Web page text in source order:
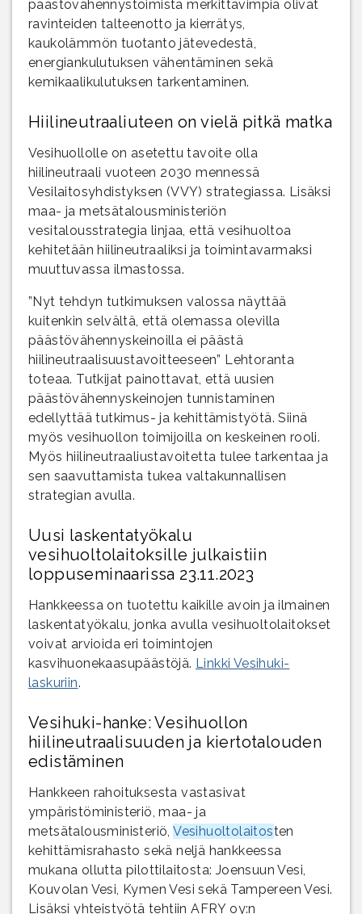
päästövähennystoimista merkittävimpiä olivat
ravinteiden talteenotto ja kierrätys,
kaukolämmön tuotanto jätevedestä,
energiankulutuksen vähentäminen sekä
kemikaalikulutuksen tarkentaminen.
Hiilineutraaliuteen on vielä pitkä matka
Vesihuollolle on asetettu tavoite olla
hiilineutraali vuoteen 2030 mennessä
Vesilaitosyhdistyksen (VVY) strategiassa. Lisäksi
maa- ja metsätalousministeriön
vesitalousstrategia linjaa, että vesihuoltoa
kehitetään hiilineutraaliksi ja toimintavarmaksi
muuttuvassa ilmastossa.
”Nyt tehdyn tutkimuksen valossa näyttää
kuitenkin selvältä, että olemassa olevilla
päästövähennyskeinoilla ei päästä
hiilineutraalisuustavoitteeseen” Lehtoranta
toteaa. Tutkijat painottavat, että uusien
päästövähennyskeinojen tunnistaminen
edellyttää tutkimus- ja kehittämistyötä. Siinä
myös vesihuollon toimijoilla on keskeinen rooli.
Myös hiilineutraaliustavoitetta tulee tarkentaa ja
sen saavuttamista tukea valtakunnallisen
strategian avulla.
Uusi laskentatyökalu
vesihuoltolaitoksille julkaistiin
loppuseminaarissa 23.11.2023
Hankkeessa on tuotettu kaikille avoin ja ilmainen
laskentatyökalu, jonka avulla vesihuoltolaitokset
voivat arvioida eri toimintojen
kasvihuonekaasupäästöjä. Linkki Vesihuki-
laskuriin.
Vesihuki-hanke: Vesihuollon
hiilineutraalisuuden ja kiertotalouden
edistäminen
Hankkeen rahoituksesta vastasivat
ympäristöministeriö, maa- ja
metsätalousministeriö,Vesihuoltolaitosten
kehittämisrahasto sekä neljä hankkeessa
mukana ollutta pilottilaitosta: Joensuun Vesi,
Kouvolan Vesi, Kymen Vesi sekä Tampereen Vesi.
Lisäksi yhteistyötä tehtiin AFRY oy:n